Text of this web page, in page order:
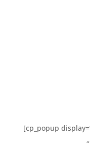
[cp_popup